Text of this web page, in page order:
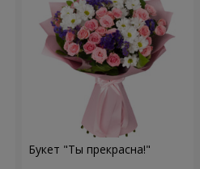
Букет "Ты прекрасна!"